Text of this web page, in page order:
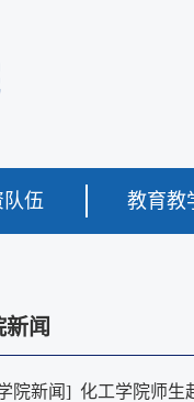
队伍 教育教
新闻
院新闻] 化工学院师生